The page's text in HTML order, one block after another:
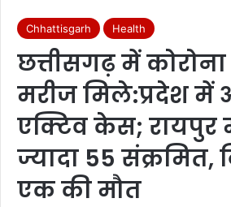
Chhattisgarh Health
छत्तीसगढ़ में
मरीज मिले:प्रदेश में
एक्टिव केस;
ज्यादा 55 संक्रमित,
एक की मौत